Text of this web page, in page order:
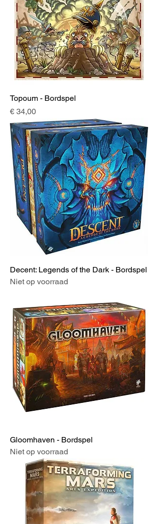
Topoum - Bordspel
Prijs
€ 34,00
Decent: Legends of the Dark - Bordspel
Niet op voorraad
Gloomhaven - Bordspel
Niet op voorraad